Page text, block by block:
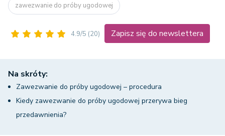
zawezwanie do próby ugodowej
4.9/5 (20) Zapisz się do newslettera
Na skróty:
Zawezwanie do próby ugodowej – procedura
Kiedy zawezwanie do próby ugodowej przerywa bieg
przedawnienia?